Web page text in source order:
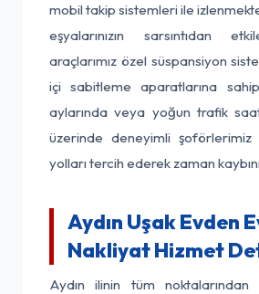
mobil takip sistemleri ile
eşyalarınızın sarsıntıdan
araçlarımız özel süspansiyon
içi sabitleme aparatlarına
aylarında veya yoğun trafik
üzerinde deneyimli
yolları tercih ederek zaman
Aydın Uşak Evden
Nakliyat Hizmet
Aydın ilinin tüm noktalarından